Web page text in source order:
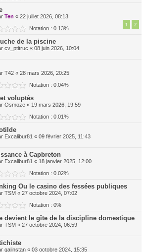
Ten « 22 juillet 2026, 08:13
1 2
Notation : 0.13%
de la piscine
cv_ptitruc « 08 juin 2026, 10:04
T42 « 28 mars 2026, 20:25
Notation : 0.04%
voluptés
Osmoze « 19 mars 2026, 19:59
Notation : 0.01%
Excalibur81 « 09 février 2025, 11:43
à Capbreton
Excalibur81 « 18 janvier 2025, 12:00
Notation : 0.02%
Ou le casino des fessées publiques
TSM « 27 octobre 2024, 07:02
Notation : 0%
devient le gîte de la discipline domestique
TSM « 27 octobre 2024, 06:59
galinstan « 03 octobre 2024, 15:35